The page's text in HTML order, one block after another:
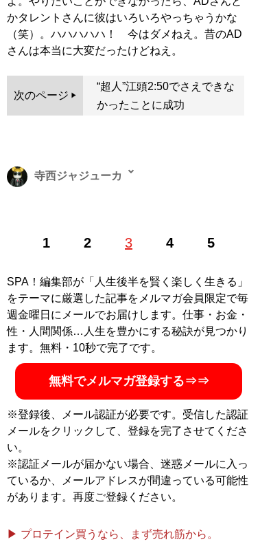
かタレントさんに彼はいろいろやっちゃうかな
（笑）。ハハハハハ！ 今はダメねえ。昔のAD
さんは本当に大変だったけどねえ。
次のページ
“超人”江頭2:50でさえできな
かったことに成功
1 2 3 4 5
寺西ジャジューカ
して活動中。得意分野は、芸能、音楽、（昔の）プロレ
全崩壊の真実』『証言「橋本真也34歳 小川直也に負け
たら即引退！」の真実』『証言1・4 橋本vs.小川 20年目
の真実 』『証言 長州力 「革命戦士」の虚と実』（すべ
て宝島社）で執筆。
記事一覧へ
SPA！編集部が「人生後半を賢く楽しく生きる」
をテーマに厳選した記事をメルマガ会員限定で毎
週金曜日にメールでお届けします。仕事・お金・
性・人間関係…人生を豊かにする秘訣が見つかり
ます。無料・10秒で完了です。
無料でメルマガ登録する⇒⇒
※登録後、メール認証が必要です。受信した認証
メールをクリックして、登録を完了させてくださ
い。
※認証メールが届かない場合、迷惑メールに入っ
ているか、メールアドレスが間違っている可能性
があります。再度ご登録ください。
▶ プロテイン買うなら、まず売れ筋から。